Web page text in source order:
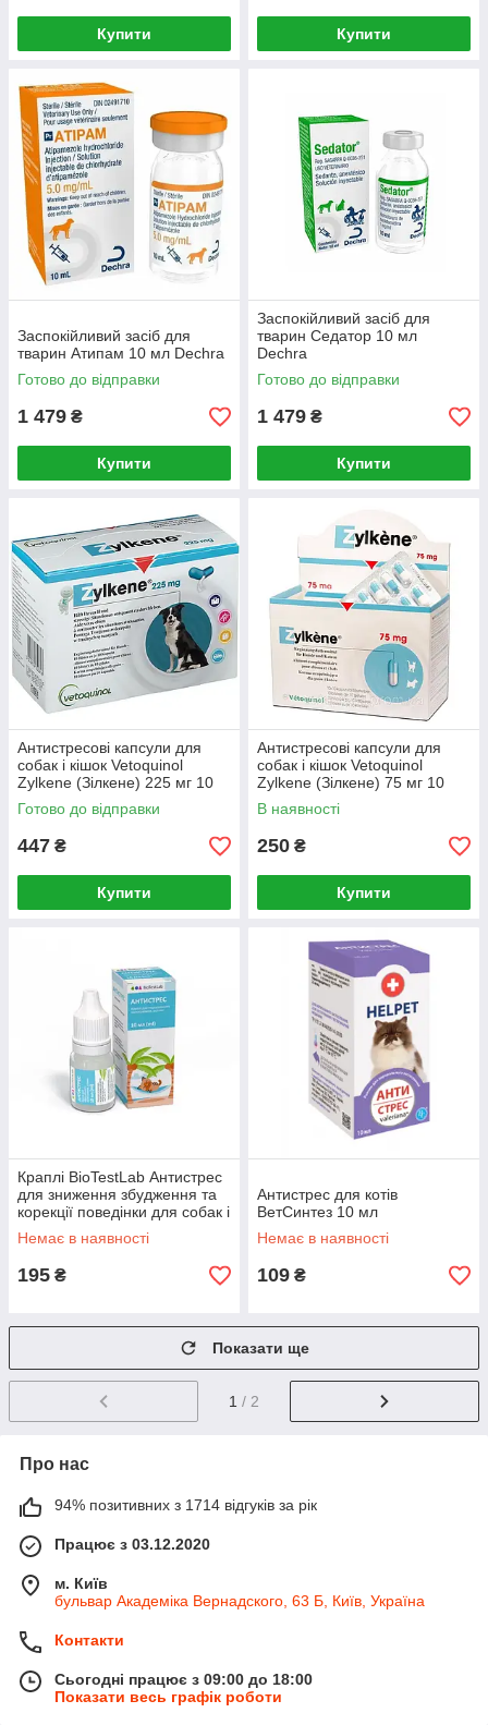
Купити Купити
Заспокійливий засіб для
тварин Атипам 10 мл Dechra
Готово до відправки
1 479 ₴
Купити
Заспокійливий засіб для
тварин Седатор 10 мл
Dechra
Готово до відправки
1 479 ₴
Купити
Антистресові капсули для
собак і кішок Vetoquinol
Zylkene (Зілкене) 225 мг 10
таблеток
Готово до відправки
447 ₴
Купити
Антистресові капсули для
собак і кішок Vetoquinol
Zylkene (Зілкене) 75 мг 10
таблеток
В наявності
250 ₴
Купити
Краплі BioTestLab Антистрес
для зниження збудження та
корекції поведінки для собак і
котів 10 мл
Немає в наявності
195 ₴
Антистрес для котів
ВетСинтез 10 мл
Немає в наявності
109 ₴
Показати ще
1 / 2
Про нас
94% позитивних з 1714 відгуків за рік
Працює з 03.12.2020
м. Київ
бульвар Академіка Вернадского, 63 Б, Київ, Україна
Контакти
Сьогодні працює з 09:00 до 18:00
Показати весь графік роботи